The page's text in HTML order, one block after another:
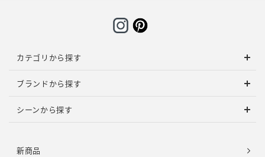
カテゴリから探す
ブランドから探す
シーンから探す
新商品